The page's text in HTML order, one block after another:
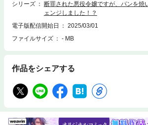
シリーズ
断罪された悪役令嬢ですが、パンを焼
ェンジしました！？
電子版配信開始日
2025/03/01
ファイルサイズ
- MB
作品をシェアする